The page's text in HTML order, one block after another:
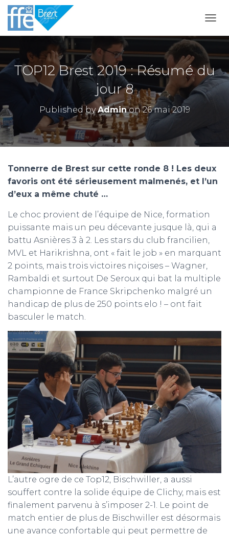
TOP12 Brest 2019 : Résumé du
jour 8
Published byAdminon26 mai 2019
Tonnerre de Brest sur cette ronde 8 ! Les deux
favoris ont été sérieusement malmenés, et l’un
d’eux a même chuté …
Le choc provient de l’équipe de Nice, formation
puissante mais un peu décevante jusque là, qui a
battu Asnières 3 à 2. Les stars du club francilien,
MVL et Harikrishna, ont « fait le job » en marquant
2 points, mais trois victoires niçoises – Wagner,
Rambaldi et surtout De Seroux qui bat la multiple
championne de France Skripchenko malgré un
handicap de plus de 250 points elo ! – ont fait
basculer le match.
L’autre ogre de ce Top12, Bischwiller, a aussi
souffert contre la solide équipe de Clichy, mais est
finalement parvenu à s’imposer 2-1. Le point de
match entier de plus de Bischwiller est désormais
une avance confortable qui peut permettre de